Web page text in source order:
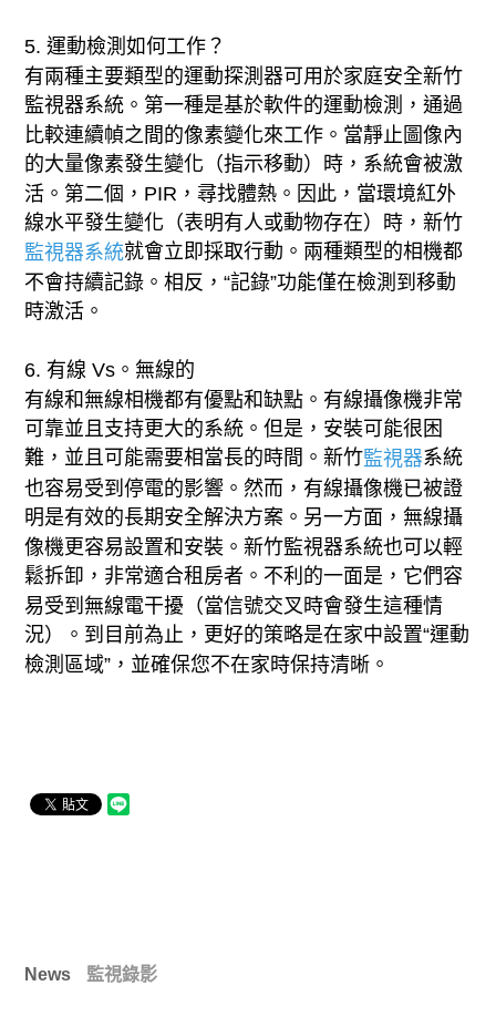
5. 運動檢測如何工作？
有兩種主要類型的運動探測器可用於家庭安全新竹
監視器系統。第一種是基於軟件的運動檢測，通過
比較連續幀之間的像素變化來工作。當靜止圖像內
的大量像素發生變化（指示移動）時，系統會被激
活。第二個，PIR，尋找體熱。因此，當環境紅外
線水平發生變化（表明有人或動物存在）時，新竹
監視器系統就會立即採取行動。兩種類型的相機都
不會持續記錄。相反，“記錄”功能僅在檢測到移動
時激活。
6. 有線 Vs。無線的
有線和無線相機都有優點和缺點。有線攝像機非常
可靠並且支持更大的系統。但是，安裝可能很困
難，並且可能需要相當長的時間。新竹監視器系統
也容易受到停電的影響。然而，有線攝像機已被證
明是有效的長期安全解決方案。另一方面，無線攝
像機更容易設置和安裝。新竹監視器系統也可以輕
鬆拆卸，非常適合租房者。不利的一面是，它們容
易受到無線電干擾（當信號交叉時會發生這種情
況）。到目前為止，更好的策略是在家中設置“運動
檢測區域”，並確保您不在家時保持清晰。
News 監視錄影